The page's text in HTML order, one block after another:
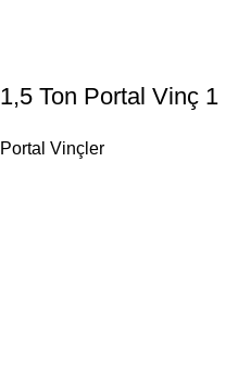
1,5 Ton Portal Vinç 1
Portal Vinçler